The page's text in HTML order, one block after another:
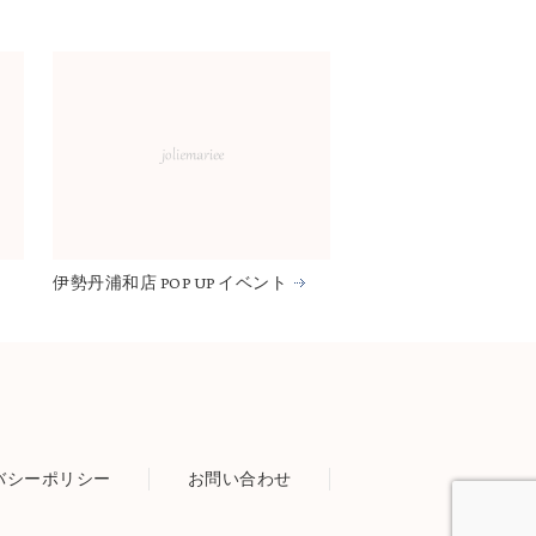
伊勢丹浦和店 POP UP イベント
シーポリシー お問い合わせ